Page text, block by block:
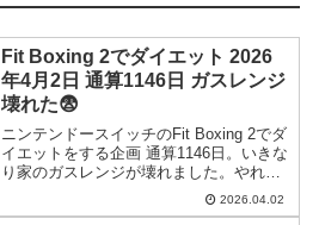
Fit Boxing 2でダイエット 2026
年4月2日 通算1146日 ガスレンジ
壊れた😨
ニンテンドースイッチのFit Boxing 2でダ
イエットをする企画 通算1146日。いきな
り家のガスレンジが壊れました。やれや
2026.04.02